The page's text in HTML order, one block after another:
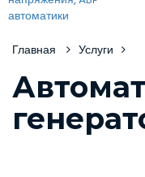
Главная Услуги